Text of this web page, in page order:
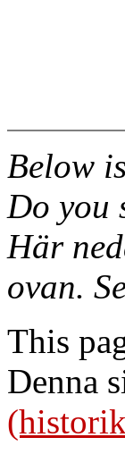
Below
Do you
Här
ovan.
This
Denna